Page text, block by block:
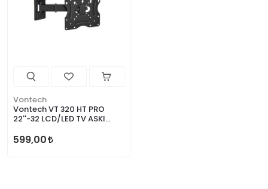
Vontech
Vontech VT 320 HT PRO
22''-32 LCD/LED TV ASKI
599,00